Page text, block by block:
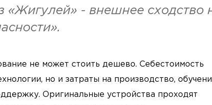
«Жигулей» - внешнее сходство
не может стоить дешево. Себестоимость
но и затраты на производство,
Оригинальные устройства проходят